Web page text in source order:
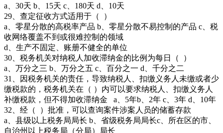
a、30天 b、15天 c、180天 d、10天
29、查定征收方式适用于（ ）
a、零星分散的高税率产品 b、零星分散不易控制的产品 c、税
收网络覆盖不到或很难控制的领域
d、生产不固定、账册不健全的单位
30、税务机关对纳税人加收滞纳金的比例为每日（ ）
a、万分之三 b、万分之五 c、百分之一 d、千分之二
31、因税务机关的责任，导致纳税人、扣缴义务人未缴或者少
缴税款的，税务机关在（ ）内可以要求纳税人、扣缴义务人
补缴税款，但不得加收滞纳金 a、5年b、2年 c、3年 d、10年
32、经（ ）批准，可以查询案件涉案人员的储蓄存款
a、县级以上税务局局长 b、省级税务局局长c、所在区的市、
自治州以上税务局（分局）局长